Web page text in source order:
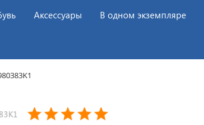
Аксессуары В одном экземпляре